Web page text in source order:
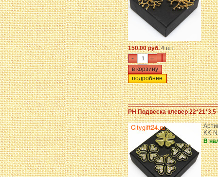
150.00 руб.4 шт.
- +
подробнее
PH Подвеска клевер
KK-
В